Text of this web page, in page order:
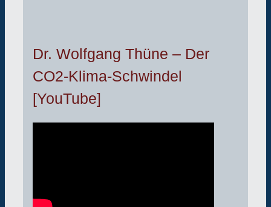
Dr. Wolfgang Thüne – Der
CO2-Klima-Schwindel
[YouTube]